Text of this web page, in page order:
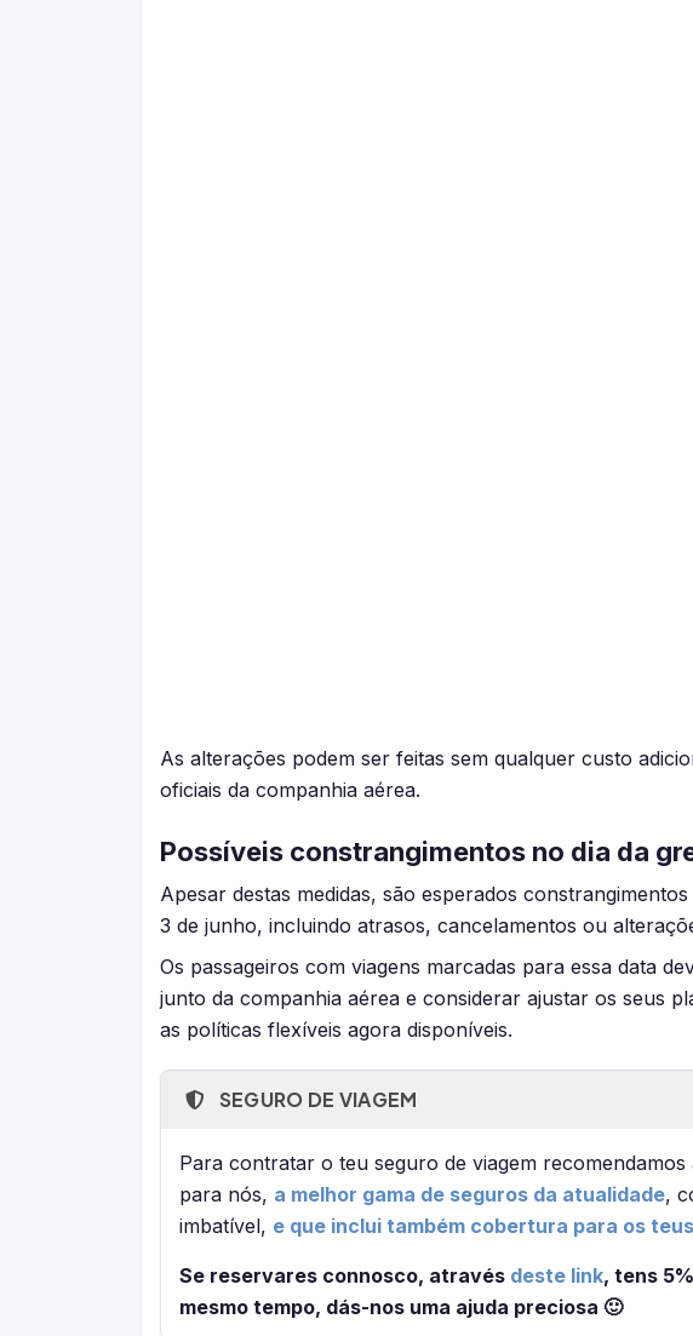
As alterações podem ser feitas sem qualquer custo
oficiais da companhia aérea.
Possíveis constrangimentos no dia da
Apesar destas medidas, são esperados
3 de junho, incluindo atrasos, cancelamentos ou
Os passageiros com viagens marcadas para essa data
junto da companhia aérea e considerar ajustar os seus
as políticas flexíveis agora disponíveis.
SEGURO DE VIAGEM
Para contratar o teu seguro de viagem recomendamos
para nós, a melhor gama de seguros da atualidade,
imbatível, e que inclui também cobertura para os
Se reservares connosco, através deste link, tens
mesmo tempo, dás-nos uma ajuda preciosa 🙂